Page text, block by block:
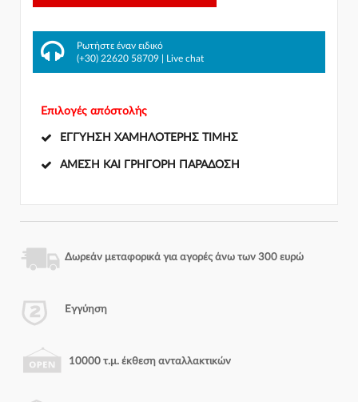
Ρωτήστε έναν ειδικό
(+30) 22620 58709
Live chat
Επιλογές απόστολής
ΕΓΓΎΗΣΗ ΧΑΜΗΛΌΤΕΡΗΣ ΤΙΜΉΣ
ΆΜΕΣΗ ΚΑΙ ΓΡΉΓΟΡΗ ΠΑΡΆΔΟΣΗ
Δωρεάν μεταφορικά για αγορές άνω των 300 ευρώ
Εγγύηση
10000 τ.μ. έκθεση ανταλλακτικών